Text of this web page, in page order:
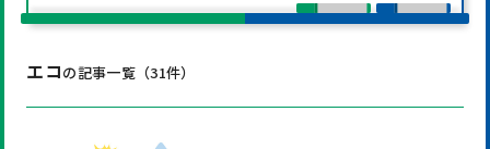
エコの記事一覧（31件）